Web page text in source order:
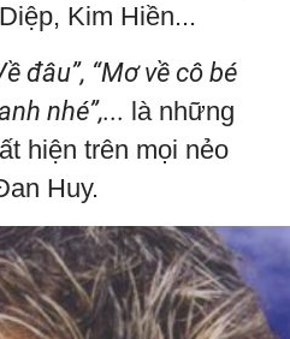
Kim Hiền...
đâu”, “Mơ về cô bé
nhé”,... là những
hiện trên mọi nẻo
Huy.